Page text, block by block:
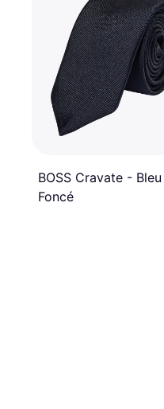
BOSS Cravate - Bleu
Foncé